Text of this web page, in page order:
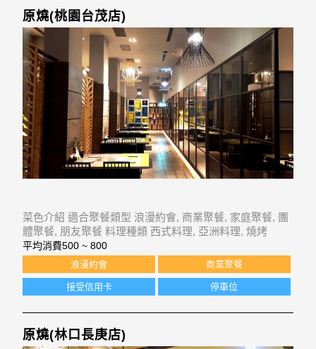
原燒(桃園台茂店)
菜色介紹 適合聚餐類型 浪漫約會, 商業聚餐, 家庭聚餐, 團
體聚餐, 朋友聚餐 料理種類 西式料理, 亞洲料理, 燒烤
平均消費500 ~ 800
浪漫約會 商業聚餐
接受信用卡 停車位
原燒(林口長庚店)